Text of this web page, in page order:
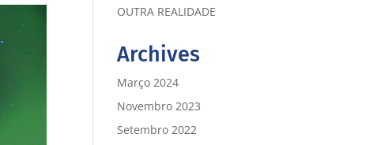
OUTRA REALIDADE
Archives
Março 2024
Novembro 2023
Setembro 2022